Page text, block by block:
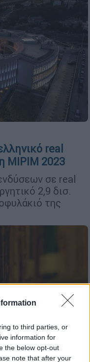
to third parties, or
information for
the below opt-out
note that after your
real
ΜIPIM 2023
σε real
2,9 δισ.
της